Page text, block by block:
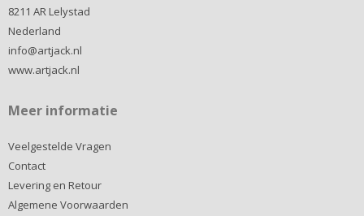
8211 AR Lelystad
Nederland
info@artjack.nl
www.artjack.nl
Meer informatie
Veelgestelde Vragen
Contact
Levering en Retour
Algemene Voorwaarden